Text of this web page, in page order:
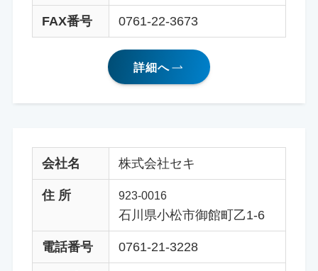
FAX番号 0761-22-3673
詳細へ
会社名 株式会社セキ
住 所 923-0016
石川県小松市御館町乙1-6
電話番号 0761-21-3228